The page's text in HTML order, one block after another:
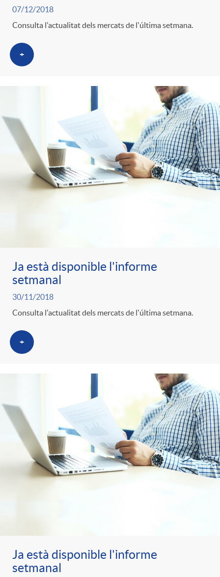
07/12/2018
Consulta l'actualitat dels mercats de l'última setmana.
+
Ja està disponible l'informe
setmanal
30/11/2018
Consulta l'actualitat dels mercats de l'última setmana.
+
Ja està disponible l'informe
setmanal